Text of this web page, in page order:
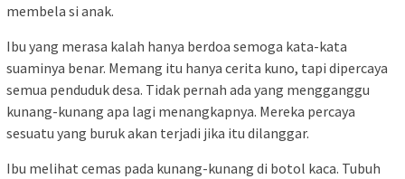
membela si anak.
Ibu yang merasa kalah hanya berdoa semoga kata-kata
suaminya benar. Memang itu hanya cerita kuno, tapi dipercaya
semua penduduk desa. Tidak pernah ada yang mengganggu
kunang-kunang apa lagi menangkapnya. Mereka percaya
sesuatu yang buruk akan terjadi jika itu dilanggar.
Ibu melihat cemas pada kunang-kunang di botol kaca. Tubuh